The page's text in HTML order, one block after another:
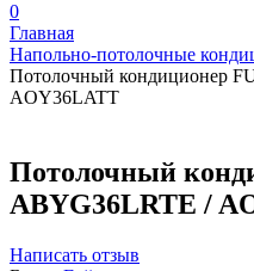
0
Главная
Напольно-потолочные
Потолочный кондиционер
AOY36LATT
Потолочный
ABYG36LRTE /
Написать отзыв